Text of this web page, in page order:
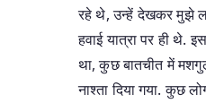
रहे थे, उन्हें देखकर मुझे
हवाई यात्रा पर ही थे.
था, कुछ बातचीत में
नाश्ता दिया गया. कुछ